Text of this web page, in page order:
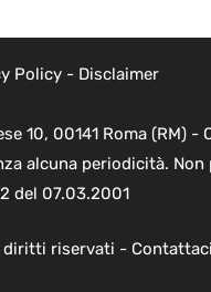
Policy- Disclaimer
10, 00141 Roma (RM) -
alcuna periodicità.
del 07.03.2001
diritti riservati - Contattaci